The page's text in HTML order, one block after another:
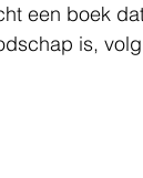
een boek
is,